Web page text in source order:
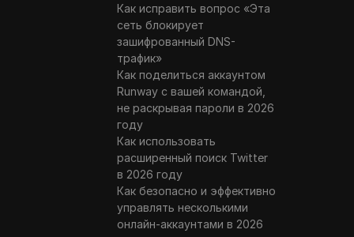
Как исправить вопрос «Эта
сеть блокирует
зашифрованный DNS-
трафик»
Как поделиться аккаунтом
Runway с вашей командой,
не раскрывая пароли в 2026
году
Как использовать
расширенный поиск Twitter
в 2026 году
Как безопасно и эффективно
управлять несколькими
онлайн-аккаунтами в 2026